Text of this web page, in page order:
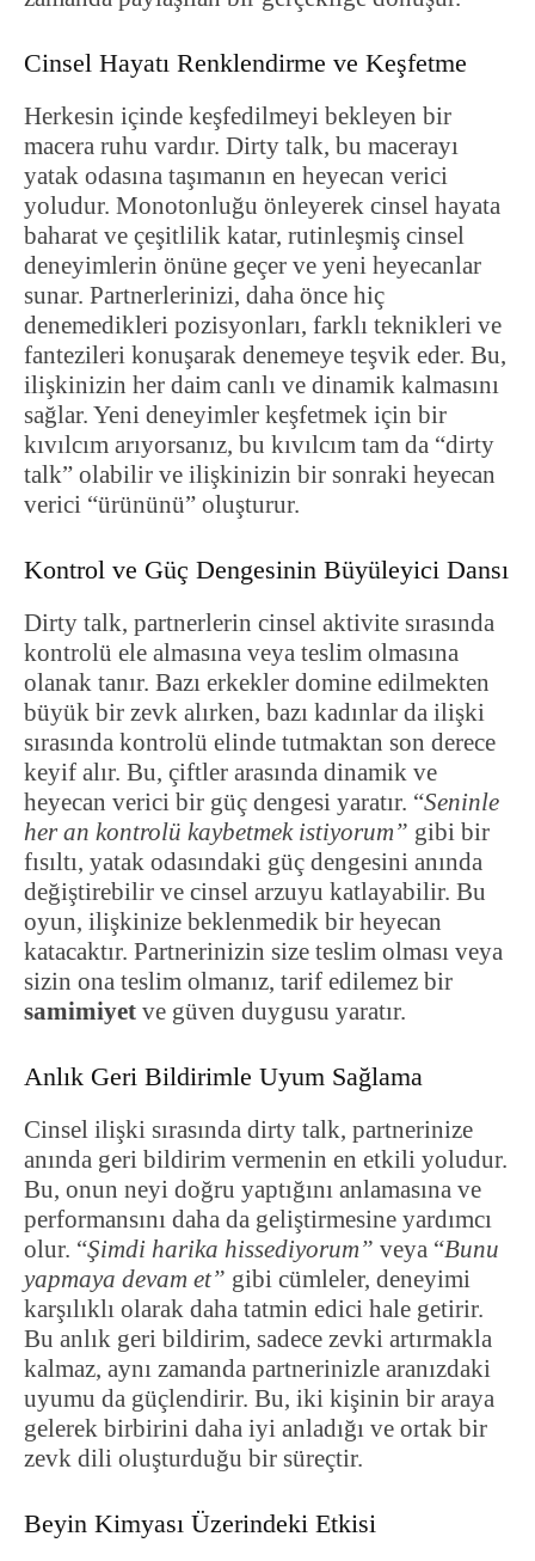
Cinsel Hayatı Renklendirme ve Keşfetme
Herkesin içinde keşfedilmeyi bekleyen bir
macera ruhu vardır. Dirty talk, bu macerayı
yatak odasına taşımanın en heyecan verici
yoludur. Monotonluğu önleyerek cinsel hayata
baharat ve çeşitlilik katar, rutinleşmiş cinsel
deneyimlerin önüne geçer ve yeni heyecanlar
sunar. Partnerlerinizi, daha önce hiç
denemedikleri pozisyonları, farklı teknikleri ve
fantezileri konuşarak denemeye teşvik eder. Bu,
ilişkinizin her daim canlı ve dinamik kalmasını
sağlar. Yeni deneyimler keşfetmek için bir
kıvılcım arıyorsanız, bu kıvılcım tam da “dirty
talk” olabilir ve ilişkinizin bir sonraki heyecan
verici “ürününü” oluşturur.
Kontrol ve Güç Dengesinin Büyüleyici Dansı
Dirty talk, partnerlerin cinsel aktivite sırasında
kontrolü ele almasına veya teslim olmasına
olanak tanır. Bazı erkekler domine edilmekten
büyük bir zevk alırken, bazı kadınlar da ilişki
sırasında kontrolü elinde tutmaktan son derece
keyif alır. Bu, çiftler arasında dinamik ve
heyecan verici bir güç dengesi yaratır. “Seninle
her an kontrolü kaybetmek istiyorum” gibi bir
fısıltı, yatak odasındaki güç dengesini anında
değiştirebilir ve cinsel arzuyu katlayabilir. Bu
oyun, ilişkinize beklenmedik bir heyecan
katacaktır. Partnerinizin size teslim olması veya
sizin ona teslim olmanız, tarif edilemez bir
samimiyet ve güven duygusu yaratır.
Anlık Geri Bildirimle Uyum Sağlama
Cinsel ilişki sırasında dirty talk, partnerinize
anında geri bildirim vermenin en etkili yoludur.
Bu, onun neyi doğru yaptığını anlamasına ve
performansını daha da geliştirmesine yardımcı
olur. “Şimdi harika hissediyorum” veya “Bunu
yapmaya devam et” gibi cümleler, deneyimi
karşılıklı olarak daha tatmin edici hale getirir.
Bu anlık geri bildirim, sadece zevki artırmakla
kalmaz, aynı zamanda partnerinizle aranızdaki
uyumu da güçlendirir. Bu, iki kişinin bir araya
gelerek birbirini daha iyi anladığı ve ortak bir
zevk dili oluşturduğu bir süreçtir.
Beyin Kimyası Üzerindeki Etkisi